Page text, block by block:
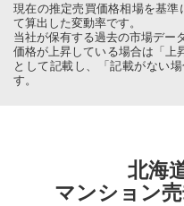
現在の推定売買価格相場を基
て算出した変動率です。
当社が保有する過去の市場デー
価格が上昇している場合は「上
として記載し、「記載がない
す。
北海
マンション